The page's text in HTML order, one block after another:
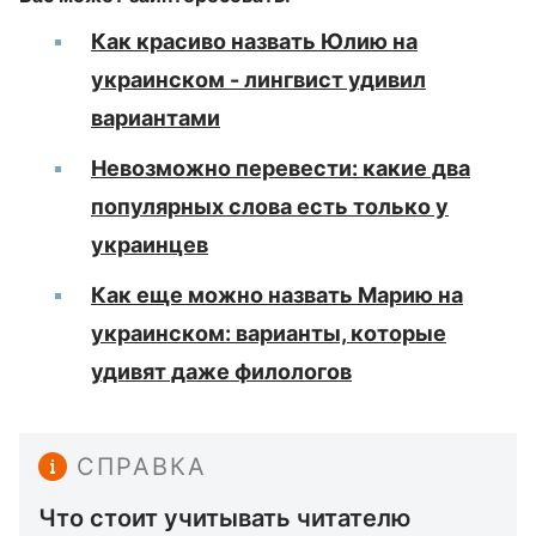
Как красиво назвать Юлию на
украинском - лингвист удивил
вариантами
Невозможно перевести: какие два
популярных слова есть только у
украинцев
Как еще можно назвать Марию на
украинском: варианты, которые
удивят даже филологов
СПРАВКА
Что стоит учитывать читателю